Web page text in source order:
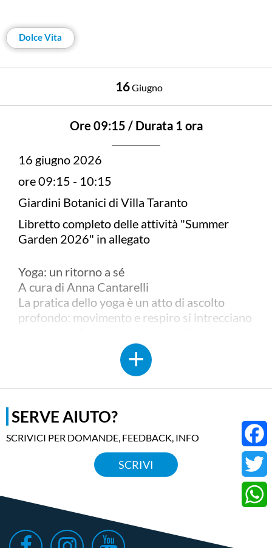
Dolce Vita
16Giugno
Ore 09:15 / Durata 1 ora
16 giugno 2026
ore 09:15 - 10:15
Giardini Botanici di Villa Taranto
Libretto completo delle attività "Summer
Garden 2026" in allegato
Yoga: un ritorno a sé
A cura di Anna Cantarelli
La pratica dello yoga è un atto di ascolto
profondo: movimento e respiro si intrecciano
movimento. Le lezioni sono aperte a tutti.
Movimenti dinamici, posizioni statiche
(asana) e tecniche respiratorie (pranayama) si
susseguono seguendo il ritmo spontaneo del
corpo. In questo incontro gentile, respiro
dopo respiro, cresce la consapevolezza delle
proprie potenzialità.
Donwload allegato
Twitter
SERVE AIUTO?
SCRIVICI PER DOMANDE, FEEDBACK, INFO
SCRIVI